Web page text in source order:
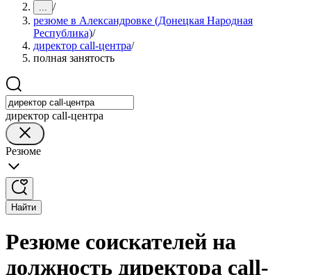
... /
резюме в Александровке (Донецкая Народная
Республика)/
директор call-центра/
полная занятость
директор call-центра
Резюме
Найти
Резюме соискателей на
должность директора call-